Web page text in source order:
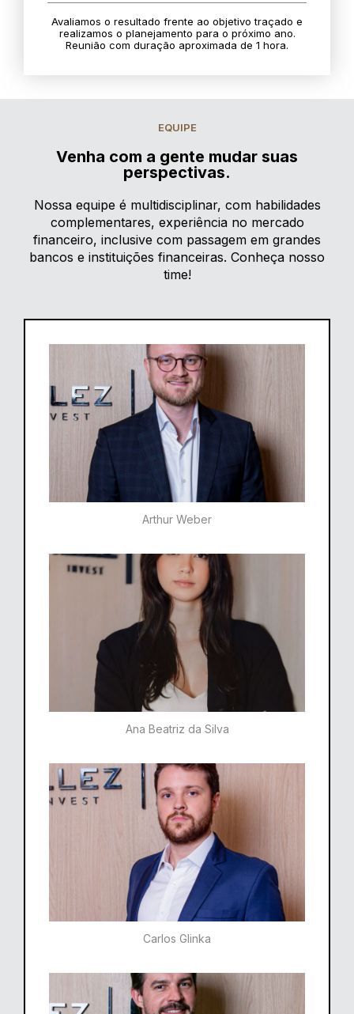
Avaliamos o resultado frente ao objetivo traçado e
realizamos o planejamento para o próximo ano.
Reunião com duração aproximada de 1 hora.
EQUIPE
Venha com a gente mudar suas
perspectivas.
Nossa equipe é multidisciplinar, com habilidades
complementares, experiência no mercado
financeiro, inclusive com passagem em grandes
bancos e instituições financeiras. Conheça nosso
time!
Arthur Weber
Ana Beatriz da Silva
Carlos Glinka